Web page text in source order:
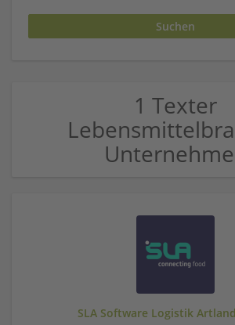
1 Texter
SLA Software Logistik